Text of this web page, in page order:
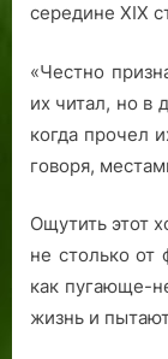
середине XIX
«Честно
их читал, но в
когда прочел
говоря,
Ощутить этот
не столько от
как пугающе-
жизнь и